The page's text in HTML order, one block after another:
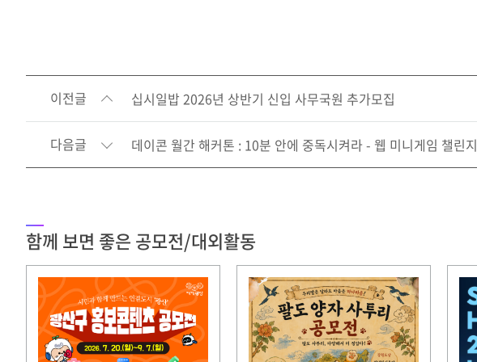
이전글 십시일밥 2026년 상반기 신입 사무국원 추가모집
다음글 데이콘 월간 해커톤 : 10분 안에 중독시켜라 - 웹 미니게임 챌린지
함께 보면 좋은 공모전/대외활동